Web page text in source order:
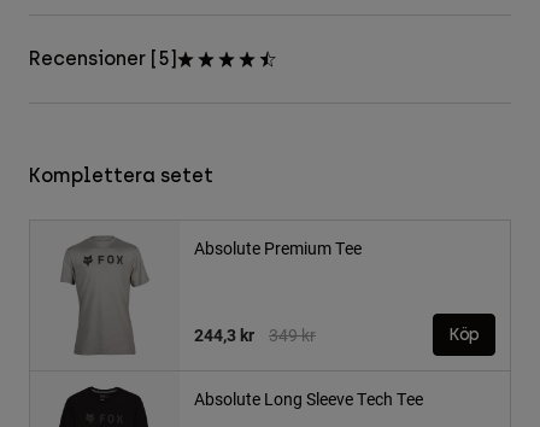
Recensioner [5]
Komplettera setet
Absolute Premium Tee
Price reduced from
349 krto
244,3 kr Köp
Absolute Long Sleeve Tech Tee